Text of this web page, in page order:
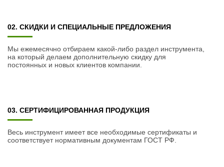
02. СКИДКИ И СПЕЦИАЛЬНЫЕ ПРЕДЛОЖЕНИЯ
Мы ежемесячно отбираем какой-либо раздел инструмента,
на который делаем дополнительную скидку для
постоянных и новых клиентов компании.
03. СЕРТИФИЦИРОВАННАЯ ПРОДУКЦИЯ
Весь инструмент имеет все необходимые сертификаты и
соответствует нормативным документам ГОСТ РФ.